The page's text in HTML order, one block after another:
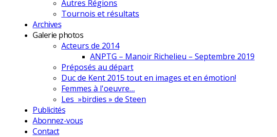
Autres Régions
Tournois et résultats
Archives
Galerie photos
Acteurs de 2014
ANPTG – Manoir Richelieu – Septembre 2019
Préposés au départ
Duc de Kent 2015 tout en images et en émotion!
Femmes à l'oeuvre…
Les »birdies » de Steen
Publicités
Abonnez-vous
Contact